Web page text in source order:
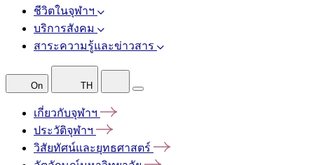
ชีวิตในจุฬาฯ
บริการสังคม
สาระความรู้และข่าวสาร
On TH
เกี่ยวกับจุฬาฯ
ประวัติจุฬาฯ
วิสัยทัศน์และยุทธศาสตร์